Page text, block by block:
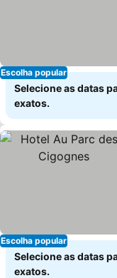
Escolha popular
Selecione as datas
exatos.
Escolha popular
Selecione as datas
exatos.